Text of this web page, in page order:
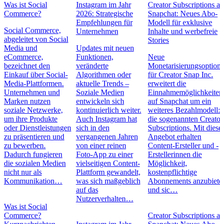
Was ist Social
Commerce?
Social Commerce,
abgeleitet von Social
Media und
eCommerce,
bezeichnet den
Einkauf über Social-
Media-Plattformen.
Unternehmen und
Marken nutzen
soziale Netzwerke,
um ihre Produkte
oder Dienstleistungen
zu präsentieren und
zu bewerben.
Dadurch fungieren
die sozialen Medien
nicht nur als
Kommunikation…
Was ist Social
Commerce?
Instagram im Jahr
2026: Strategische
Empfehlungen für
Unternehmen
Updates mit neuen
Funktionen,
veränderte
Algorithmen oder
aktuelle Trends –
Soziale Medien
entwickeln sich
kontinuierlich weiter.
Auch Instagram hat
sich in den
vergangenen Jahren
von einer reinen
Foto-App zu einer
vielseitigen Content-
Plattform gewandelt,
was sich maßgeblich
auf das
Nutzerverhalten…
Creator Subscriptions
Snapchat: Neues Abo-
Modell für exklusive
Inhalte und werbefreie
Stories
Neue
für Creator Snap Inc.
erweitert die
auf Snapchat um ein
weiteres Bezahlmodell:
die sogenannten
Subscriptions. Mit
Angebot erhalten
Content-Ersteller und -
Erstellerinnen die
Möglichkeit,
kostenpflichtige
Abonnements
und sic…
Creator Subscriptions